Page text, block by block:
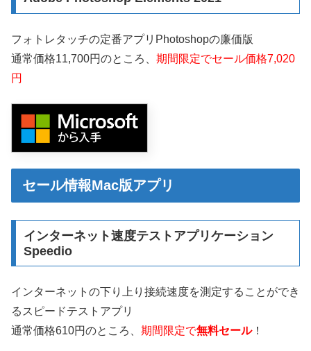
フォトレタッチの定番アプリPhotoshopの廉価版
通常価格11,700円のところ、 期間限定でセール価格7,020
円
セール情報Mac版アプリ
インターネット速度テストアプリケーション
Speedio
インターネットの下り上り接続速度を測定することができ
るスピードテストアプリ
通常価格610円のところ、 期間限定で無料セール！